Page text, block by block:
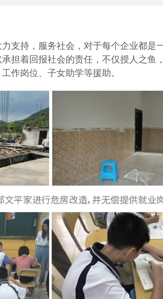
支持，服务社会，对于每个企业都是
担着回报社会的责任，不仅授人之鱼
作岗位、子女助学等援助。